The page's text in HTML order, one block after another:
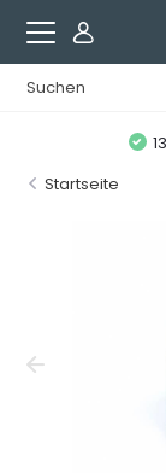
Startseite